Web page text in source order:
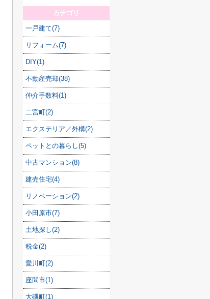
カテゴリ
一戸建て(7)
リフォーム(7)
DIY(1)
不動産売却(38)
仲介手数料(1)
二宮町(2)
エクステリア／外構(2)
ペットとの暮らし(5)
中古マンション(8)
建売住宅(4)
リノベーション(2)
小田原市(7)
土地探し(2)
税金(2)
愛川町(2)
座間市(1)
大磯町(1)